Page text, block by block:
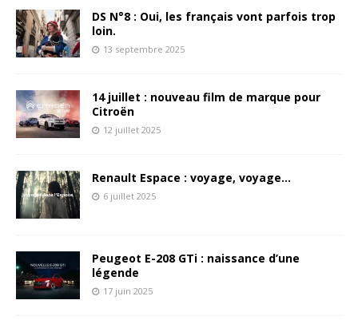
DS N°8 : Oui, les français vont parfois trop
loin.
13 septembre 2025
14 juillet : nouveau film de marque pour
Citroën
12 juillet 2025
Renault Espace : voyage, voyage…
6 juillet 2025
Peugeot E-208 GTi : naissance d’une
légende
17 juin 2025